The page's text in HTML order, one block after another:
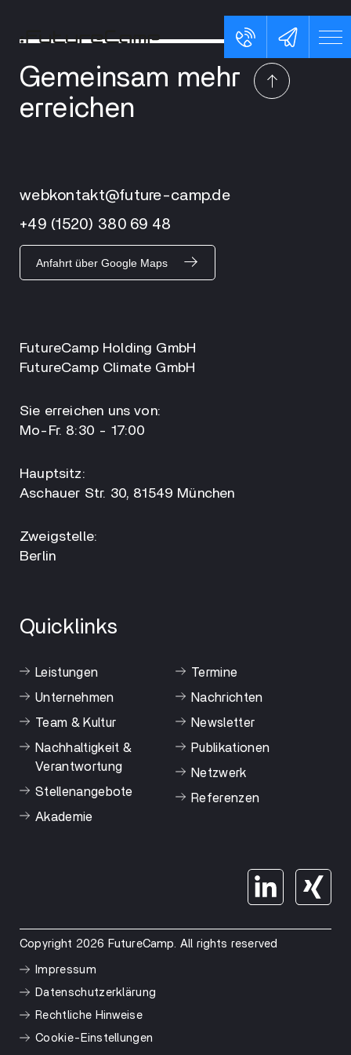
Gemeinsam mehr
erreichen
webkontakt@future-camp.de
+49 (1520) 380 69 48
Anfahrt über Google Maps
FutureCamp Holding GmbH
FutureCamp Climate GmbH
Sie erreichen uns von:
Mo-Fr. 8:30 - 17:00
Hauptsitz:
Aschauer Str. 30, 81549 München
Zweigstelle:
Berlin
Quicklinks
Leistungen
Unternehmen
Team & Kultur
Nachhaltigkeit &
Verantwortung
Stellenangebote
Akademie
Termine
Nachrichten
Newsletter
Publikationen
Netzwerk
Referenzen
Copyright 2026 FutureCamp. All rights reserved
Impressum
Datenschutzerklärung
Rechtliche Hinweise
Cookie-Einstellungen